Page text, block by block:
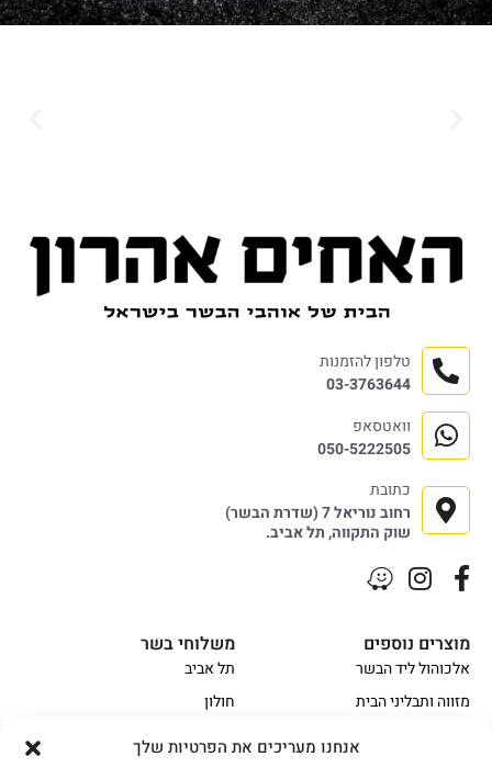
אנחנו מעריכים את הפרטיות שלך
משלוחי בשר
תל אביב
חולון
מוצרים נוספים
אלכוהול ליד הבשר
מזווה ותבליני הבית
טלפון להזמנות
03-3763644
וואטסאפ
050-5222505
כתובת
רחוב נוריאל 7 (שדרת הבשר)
שוק התקווה, תל אביב.